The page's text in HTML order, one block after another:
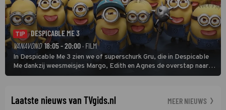
TIP
DESPICABLE ME 3
VANAVOND 18:05 - 20:00· FILM
In Despicable Me 3 zien we of superschurk Gru, die in Despicable
Me dankzij weesmeisjes Margo, Edith en Agnes de overstap naar
het rechte pad maakte, ook op dat pad weet te blijven.
Laatste nieuws van TVgids.nl MEER NIEUWS